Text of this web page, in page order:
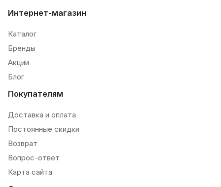
Интернет-магазин
Каталог
Бренды
Акции
Блог
Покупателям
Доставка и оплата
Постоянные скидки
Возврат
Вопрос-ответ
Карта сайта